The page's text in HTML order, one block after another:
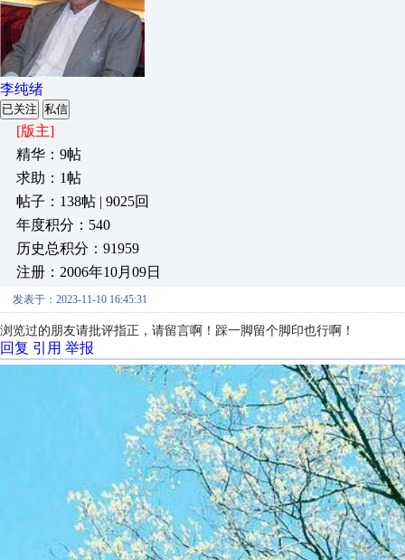
李纯绪
已关注 私信
[版主]
精华：9帖
求助：1帖
帖子：138帖 | 9025回
年度积分：540
历史总积分：91959
注册：2006年10月09日
发表于：2023-11-10 16:45:31
浏览过的朋友请批评指正，请留言啊！踩一脚留个脚印也行啊！
回复 引用 举报